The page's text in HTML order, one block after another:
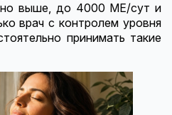
выше, до 4000 МЕ/сут и
врач с контролем уровня
принимать такие